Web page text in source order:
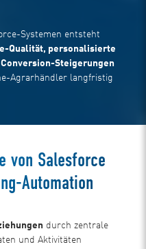
Systemen entsteht
Qualität, personalisierte
Steigerungen
Agrarhändler langfristig
von Salesforce
Automation
durch zentrale
und Aktivitäten